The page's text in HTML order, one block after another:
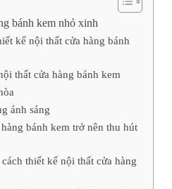
bánh kem nhỏ xinh
kế nội thất cửa hàng bánh
thất cửa hàng bánh kem
ánh sáng
bánh kem trở nên thu hút
thiết kế nội thất cửa hàng